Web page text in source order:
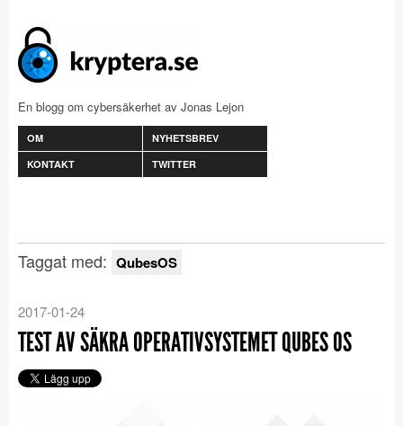
En blogg om cybersäkerhet av Jonas Lejon
OM
NYHETSBREV
KONTAKT
TWITTER
Taggat med: QubesOS
2017-01-24
TEST AV SÄKRA OPERATIVSYSTEMET QUBES OS